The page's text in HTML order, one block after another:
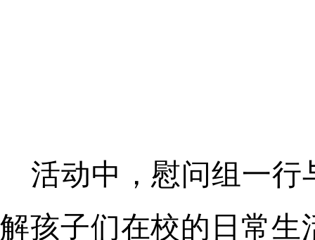
活动中，慰问组一行
解孩子们在校的日常生